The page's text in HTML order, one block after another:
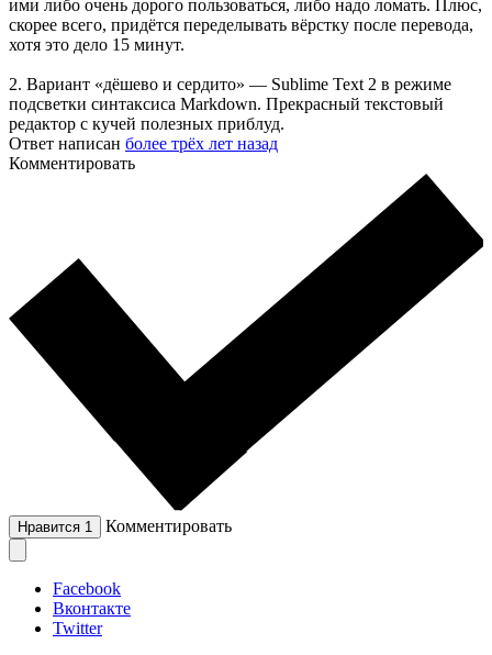
ими либо очень дорого пользоваться, либо надо ломать. Плюс,
скорее всего, придётся переделывать вёрстку после перевода,
хотя это дело 15 минут.
2. Вариант «дёшево и сердито» — Sublime Text 2 в режиме
подсветки синтаксиса Markdown. Прекрасный текстовый
редактор с кучей полезных приблуд.
Ответ написан более трёх лет назад
Комментировать
Нравится 1 Комментировать
Facebook
Вконтакте
Twitter